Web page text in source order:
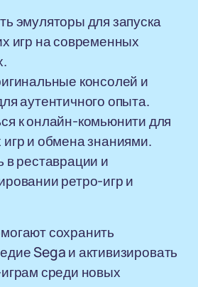
эмуляторы для запуска
игр на современных
консолей и
аутентичного опыта.
к онлайн-комьюнити для
и обмена знаниями.
в реставрации и
ретро-игр и
сохранить
Sega и активизировать
среди новых